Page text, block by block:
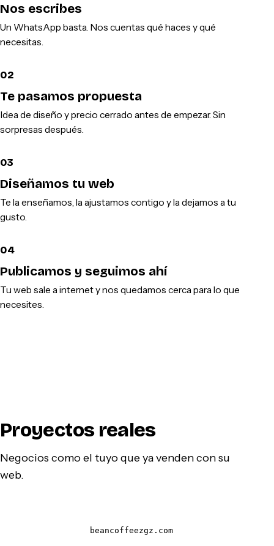
Nos escribes
Un WhatsApp basta. Nos cuentas qué haces y qué
necesitas.
02
Te pasamos propuesta
Idea de diseño y precio cerrado antes de empezar. Sin
sorpresas después.
03
Diseñamos tu web
Te la enseñamos, la ajustamos contigo y la dejamos a tu
gusto.
04
Publicamos y seguimos ahí
Tu web sale a internet y nos quedamos cerca para lo que
necesites.
Proyectos reales
Negocios como el tuyo que ya venden con su
web.
beancoffeezgz.com